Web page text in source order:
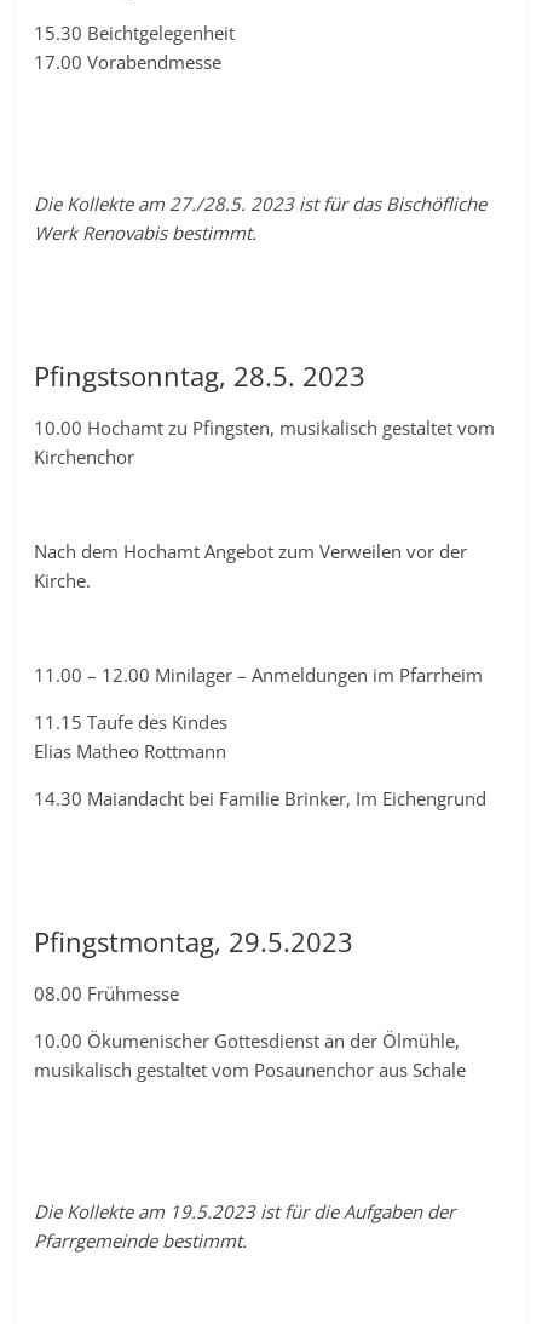
15.30 Beichtgelegenheit
17.00 Vorabendmesse
Die Kollekte am 27./28.5. 2023 ist für das Bischöfliche
Werk Renovabis bestimmt.
Pfingstsonntag, 28.5. 2023
10.00 Hochamt zu Pfingsten, musikalisch gestaltet vom
Kirchenchor
Nach dem Hochamt Angebot zum Verweilen vor der
Kirche.
11.00 – 12.00 Minilager – Anmeldungen im Pfarrheim
11.15 Taufe des Kindes
Elias Matheo Rottmann
14.30 Maiandacht bei Familie Brinker, Im Eichengrund
Pfingstmontag, 29.5.2023
08.00 Frühmesse
10.00 Ökumenischer Gottesdienst an der Ölmühle,
musikalisch gestaltet vom Posaunenchor aus Schale
Die Kollekte am 19.5.2023 ist für die Aufgaben der
Pfarrgemeinde bestimmt.